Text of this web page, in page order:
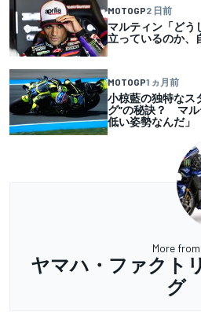
MOTOGP2 日前
マルティン「どう
立っているのか、
MOTOGP1 ヵ月前
小椋藍の独特なス
グ”の秘訣？ マル
低い姿勢なんだ」
More from
ヤマハ・ファクト
グ